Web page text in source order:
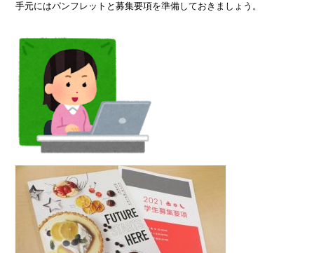
手元にはパンフレットと募集要項を準備しておきましょう。